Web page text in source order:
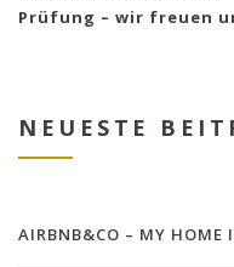
Prüfung – wir freuen
NEUESTE
AIRBNB&CO – MY HOME